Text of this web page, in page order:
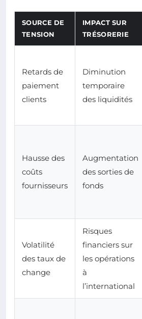
SOURCE DE
TENSION
IMPACT SUR
TRÉSORERIE
Retards de
paiement
clients
Diminution
temporaire
des liquidités
Hausse des
coûts
fournisseurs
Augmentation
des sorties de
fonds
Volatilité
des taux de
change
Risques
financiers sur
les opérations
à
l’international